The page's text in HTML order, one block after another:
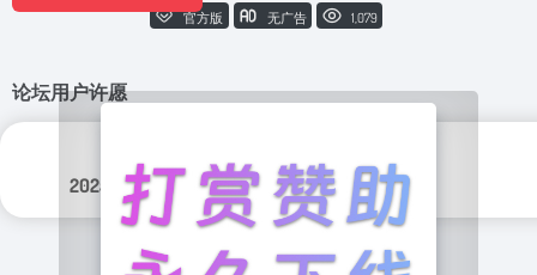
官方版 无广告 1,079
论坛用户许愿
2025年 8月 14日
游戏
原创移植